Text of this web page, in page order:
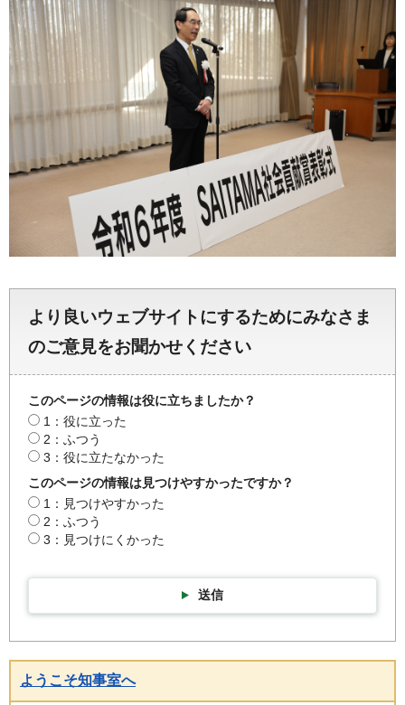
より良いウェブサイトにするためにみなさま
のご意見をお聞かせください
このページの情報は役に立ちましたか？
1：役に立った
2：ふつう
3：役に立たなかった
このページの情報は見つけやすかったですか？
1：見つけやすかった
2：ふつう
3：見つけにくかった
送信
ようこそ知事室へ